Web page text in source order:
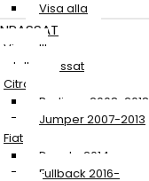
Visa alla
Visa allt
Citroen
Berlingo 2008-2018
Jumper 2007-2013
Fiat
Ducato 2014-
Fullback 2016-